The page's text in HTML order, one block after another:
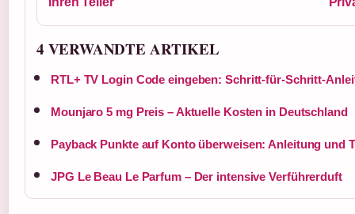
4 VERWANDTE ARTIKEL
RTL+ TV Login Code eingeben: Schritt-für-Schritt-
Mounjaro 5 mg Preis – Aktuelle Kosten in Deutschland
Payback Punkte auf Konto überweisen: Anleitung und
JPG Le Beau Le Parfum – Der intensive Verführerduft